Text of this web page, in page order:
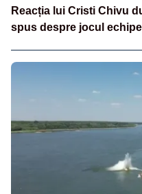
Reacția lui Cristi Chivu
spus despre jocul